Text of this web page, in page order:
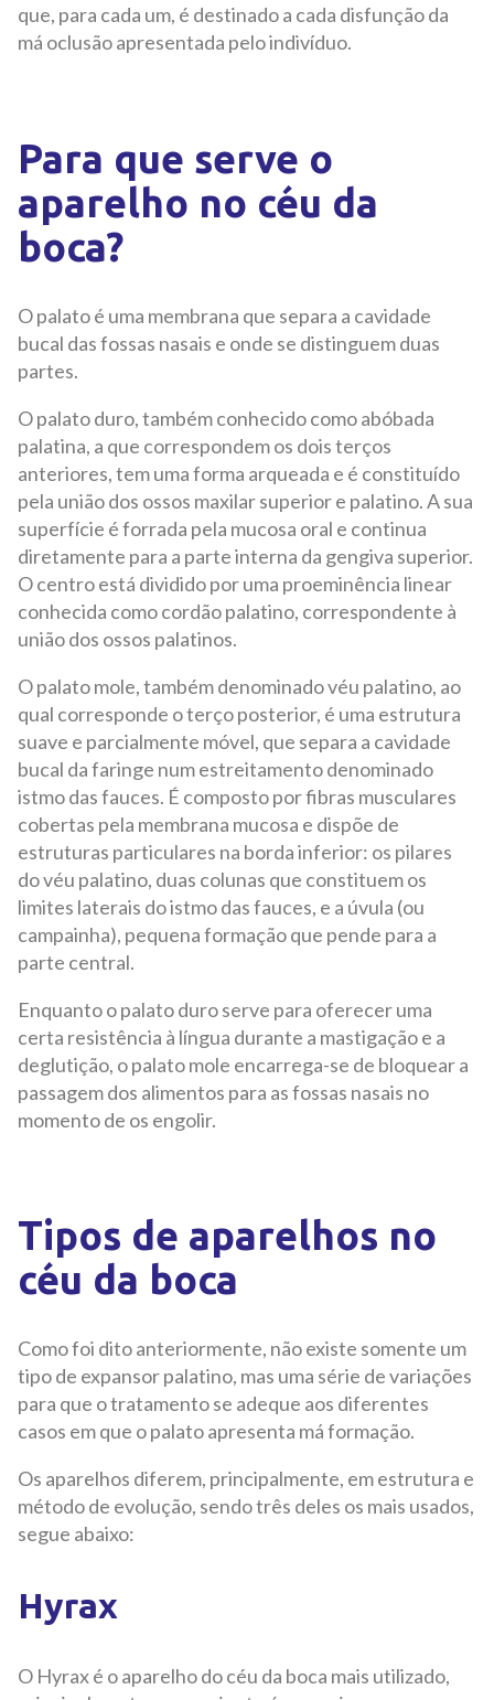
que, para cada um, é destinado a cada disfunção da
má oclusão apresentada pelo indivíduo.
Para que serve o
aparelho no céu da
boca?
O palato é uma membrana que separa a cavidade
bucal das fossas nasais e onde se distinguem duas
partes.
O palato duro, também conhecido como abóbada
palatina, a que correspondem os dois terços
anteriores, tem uma forma arqueada e é constituído
pela união dos ossos maxilar superior e palatino. A sua
superfície é forrada pela mucosa oral e continua
diretamente para a parte interna da gengiva superior.
O centro está dividido por uma proeminência linear
conhecida como cordão palatino, correspondente à
união dos ossos palatinos.
O palato mole, também denominado véu palatino, ao
qual corresponde o terço posterior, é uma estrutura
suave e parcialmente móvel, que separa a cavidade
bucal da faringe num estreitamento denominado
istmo das fauces. É composto por fibras musculares
cobertas pela membrana mucosa e dispõe de
estruturas particulares na borda inferior: os pilares
do véu palatino, duas colunas que constituem os
limites laterais do istmo das fauces, e a úvula (ou
campainha), pequena formação que pende para a
parte central.
Enquanto o palato duro serve para oferecer uma
certa resistência à língua durante a mastigação e a
deglutição, o palato mole encarrega-se de bloquear a
passagem dos alimentos para as fossas nasais no
momento de os engolir.
Tipos de aparelhos no
céu da boca
Como foi dito anteriormente, não existe somente um
tipo de expansor palatino, mas uma série de variações
para que o tratamento se adeque aos diferentes
casos em que o palato apresenta má formação.
Os aparelhos diferem, principalmente, em estrutura e
método de evolução, sendo três deles os mais usados,
segue abaixo:
Hyrax
O Hyrax é o aparelho do céu da boca mais utilizado,